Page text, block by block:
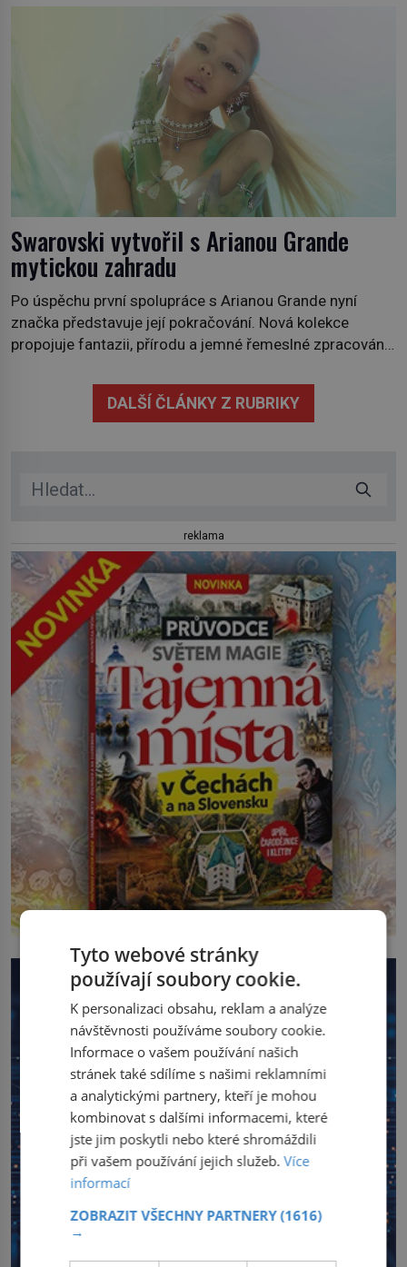
někdy i v obchodech. Její bulvy jsou bílé, nahoře někdy
Swarovski vytvořil s Arianou Grande
mytickou zahradu
Po úspěchu první spolupráce s Arianou Grande nyní
značka představuje její pokračování. Nová kolekce
propojuje fantazii, přírodu a jemné řemeslné zpracování
třicítka šperků působí hravě a zároveň rafinovaně.
Spolupráce mezi značkou Swarovski a zpěvačkou a
DALŠÍ ČLÁNKY Z RUBRIKY
reklama
Tyto webové stránky
používají soubory cookie.
K personalizaci obsahu, reklam a analýze
návštěvnosti používáme soubory cookie.
Informace o vašem používání našich
stránek také sdílíme s našimi reklamními
a analytickými partnery, kteří je mohou
kombinovat s dalšími informacemi, které
jste jim poskytli nebo které shromáždili
při vašem používání jejich služeb.Více
informací
ZOBRAZIT VŠECHNY PARTNERY(1616)
→